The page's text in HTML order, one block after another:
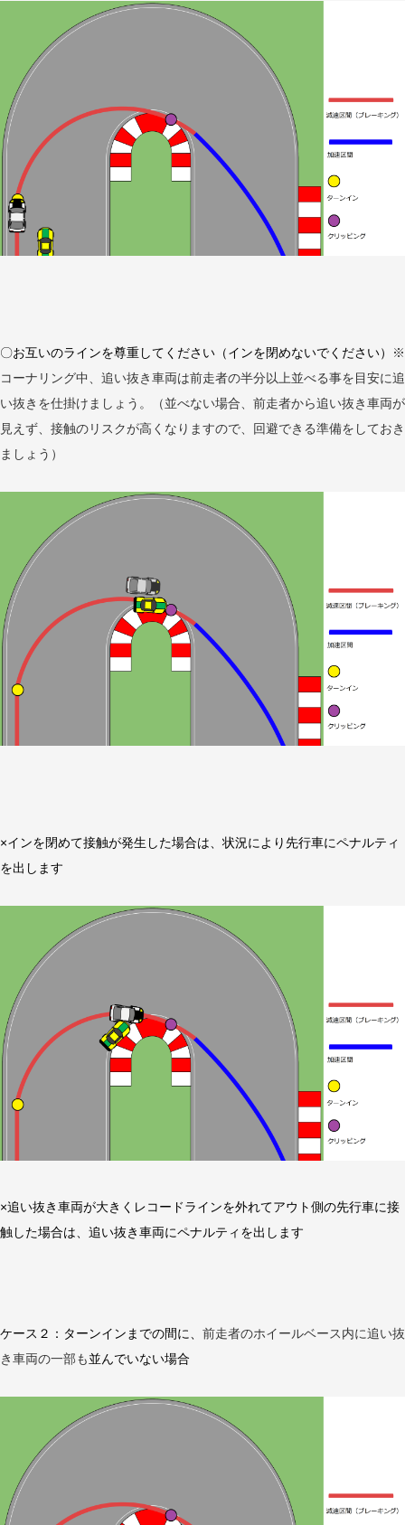
〇お互いのラインを尊重してください（インを閉めないでください）
※
コーナリング中、追い抜き車両は前走者の半分以上並べる事を目安に追
い抜きを仕掛けましょう。（並べない場合、前走者から追い抜き車両が
見えず、接触のリスクが高くなりますので、回避できる準備をしておき
ましょう）
×インを閉めて接触が発生した場合は、状況により先行車にペナルティ
を出します
×追い抜き車両が大きくレコードラインを外れてアウト側の先行車に接
触した場合は、追い抜き車両にペナルティを出します
ケース２：ターンインまでの間に、 前走者のホイールベース内に追い抜
き車両の一部も並んでいない場合